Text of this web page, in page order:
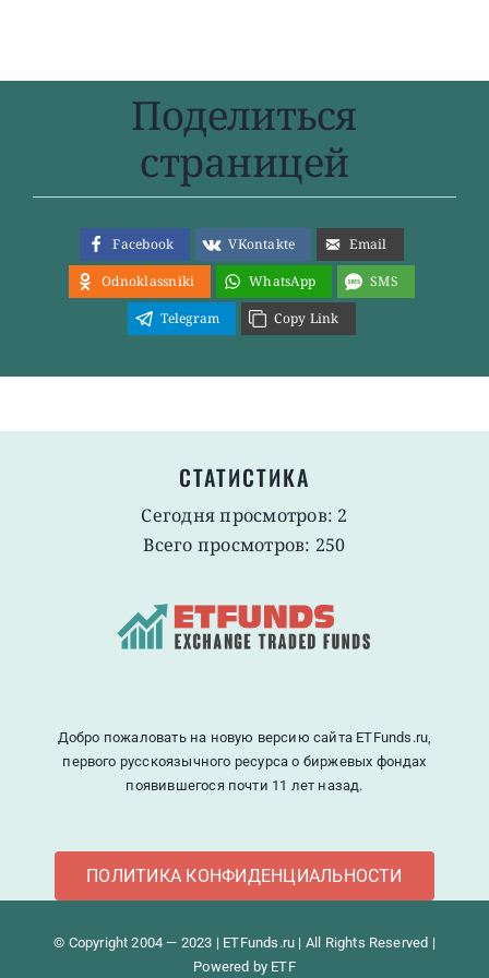
Поделиться
страницей
Facebook VKontakte
Email
Odnoklassniki
WhatsApp
SMS
Telegram
Copy Link
СТАТИСТИКА
Сегодня просмотров: 2
Всего просмотров: 250
Добро пожаловать на новую версию сайта ETFunds.ru,
первого русскоязычного ресурса о биржевых фондах
появившегося почти 11 лет назад.
ПОЛИТИКА КОНФИДЕНЦИАЛЬНОСТИ
© Copyright 2004 — 2023 | ETFunds.ru | All Rights Reserved |
Powered by ETF